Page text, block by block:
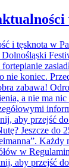
i tęsknota w
nie koniec.
zabawa!
a nie ma nic
aby przejść
Jeszcze do
Każdy
w
aby przejść